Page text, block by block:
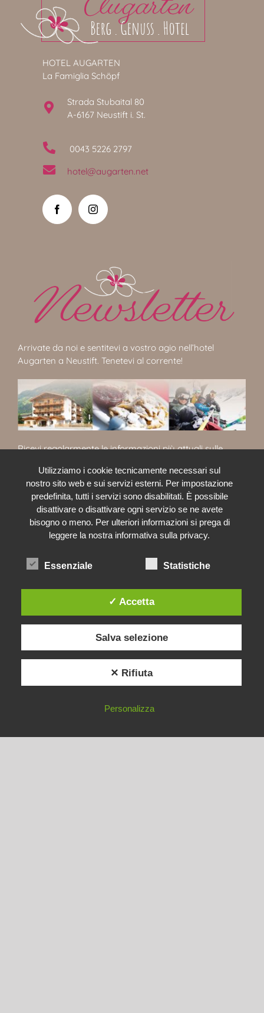
HOTEL AUGARTEN
La Famiglia Schöpf
Strada Stubaital 80
A-6167 Neustift i. St.
0043 5226 2797
hotel@augarten.net
Arrivate da noi e sentitevi a vostro agio nell’hotel
Augarten a Neustift. Tenetevi al corrente!
Ricevi regolarmente le informazioni più attuali sulle
ISCRIVETEVI ALLA NEWSLETTER
ACCESSIBILITÀ
VALUTAZIONI E SOCIAL MEDIA
Utilizziamo i cookie tecnicamente necessari sul
nostro sito web e sui servizi esterni. Per impostazione
predefinita, tutti i servizi sono disabilitati. È possibile
disattivare o disattivare ogni servizio se ne avete
bisogno o meno. Per ulteriori informazioni si prega di
leggere la nostra informativa sulla privacy.
Essenziale Statistiche
✓ Accetta
Salva selezione
✕ Rifiuta
Personalizza